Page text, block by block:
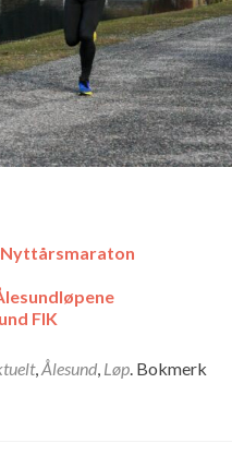
Nyttårsmaraton
FIK
,Ålesund, Løp. Bokmerk